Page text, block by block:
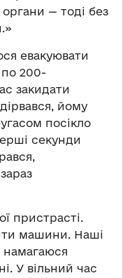
— тоді без
евакуювати
200-
закидати
йому
посікло
секунди
пристрасті.
машини. Наші
намагаюся
У вільний час